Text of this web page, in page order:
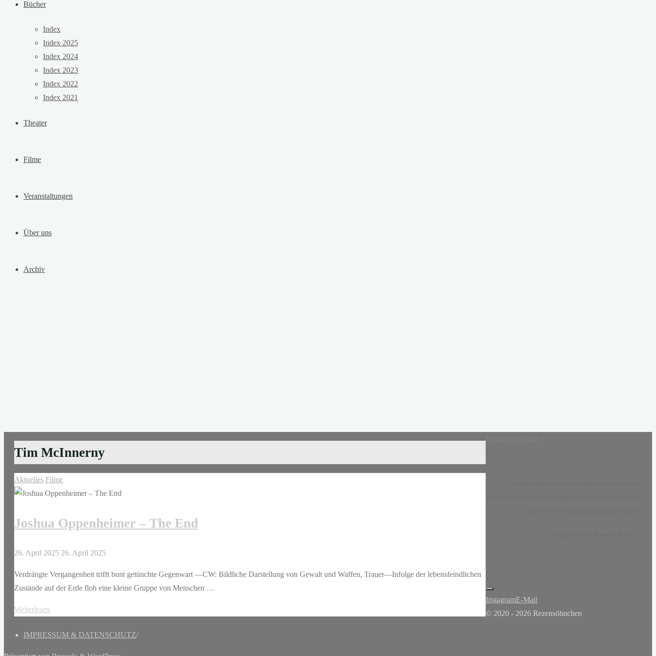
Bücher
Index
Index 2025
Index 2024
Index 2023
Index 2022
Index 2021
Theater
Filme
Veranstaltungen
Über uns
Archiv
Tim McInnerny
Aktuelles Filme
Joshua Oppenheimer – The End
26. April 2025 26. April 2025
Verdrängte Vergangenheit trifft bunt getünchte Gegenwart —CW: Bildliche Darstellung von Gewalt und Waffen, Trauer—Infolge der lebensfeindlichen
Zustände auf der Erde floh eine kleine Gruppe von Menschen …
Weiterlesen
–
InstagramE-Mail
© 2020 - 2026 Rezensöhnchen
IMPRESSUM & DATENSCHUTZ/